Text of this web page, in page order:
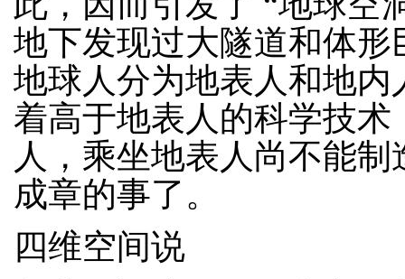
地下发现过大隧道和体
地球人分为地表人和地
着高于地表人的科学技
人，乘坐地表人尚不能
成章的事了。
四维空间说